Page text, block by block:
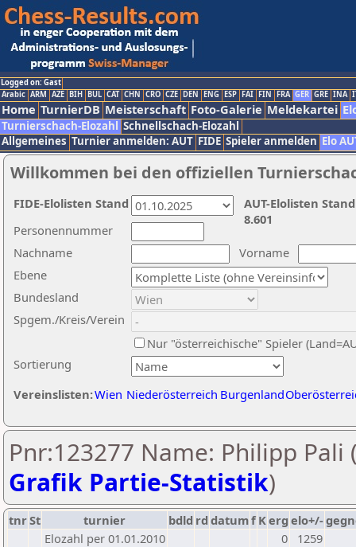
Logged on: Gast
Arabic ARM AZE BIH BUL CAT CHN CRO CZE DEN ENG ESP FAI FIN FRA GER GRE INA
Home TurnierDB Meisterschaft Foto-Galerie Meldekartei
Turnierschach-Elozahl Schnellschach-Elozahl
Allgemeines Turnier anmelden: AUT FIDE Spieler anmelden Elo
Willkommen bei den offiziellen
Nachname
Vorname
Ebene
Sortierung
Personennummer
Bundesland
Spgem./Kreis/Verein
Nur "österreichische" Spieler
Vereinslisten:Wien Niederösterreich Burgenland
AUT-Elolisten
8.601
FIDE-Elolisten Stand
Pnr:123277 Name: Philipp Pali
Grafik Partie-Statistik)
tnrSt turnier bdld rd datumf Kerg elo+/-
Elozahl per 01.01.2010
0
1259